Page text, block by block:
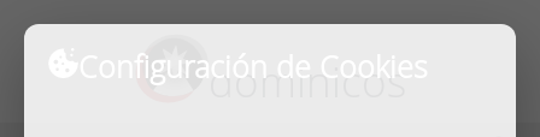
Configuración de Cookies
dominicos